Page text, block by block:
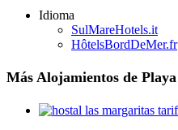
Idioma
SulMareHotels.it
HôtelsBordDeMer.fr
Más Alojamientos de Playa